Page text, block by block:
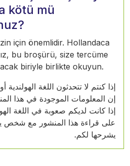
kötü mü
için önemlidir. Hollandaca
bu broşürü, size tercüme
biriyle birlikte okuyun.
إذا كنتم لا تتحدثون اللغة
إن المعلومات الموجودة في هذا
إذا كانت لديكم صعوبة في اللغة
على قراءة هذا المنشور مع شخص
يشرحها لكم.